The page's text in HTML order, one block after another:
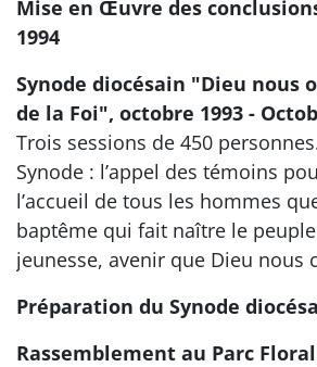
Mise en Œuvre des
1994
Synode diocésain "Dieu nous
de la Foi", octobre 1993 -
Trois sessions de 450
Synode : l’appel des témoins
l’accueil de tous les hommes
baptême qui fait naître le
jeunesse, avenir que Dieu nous
Préparation du Synode
Rassemblement au Parc